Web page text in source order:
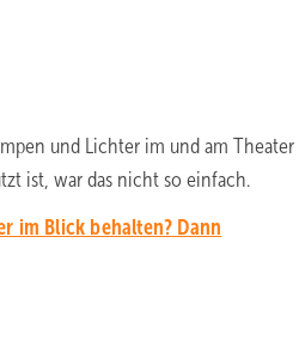
und Lichter im und am Theater
ist, war das nicht so einfach.
im Blick behalten? Dann